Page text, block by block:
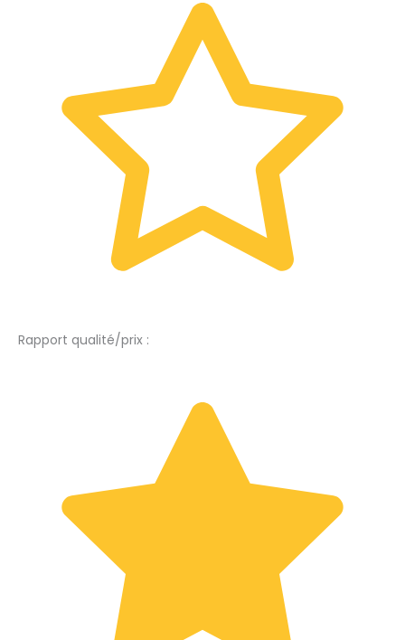
Rapport qualité/prix :